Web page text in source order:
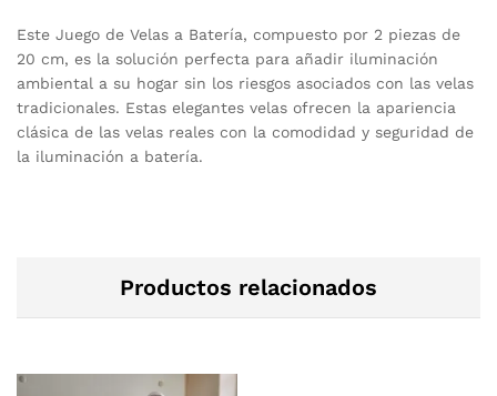
Este Juego de Velas a Batería, compuesto por 2 piezas de
20 cm, es la solución perfecta para añadir iluminación
ambiental a su hogar sin los riesgos asociados con las velas
tradicionales. Estas elegantes velas ofrecen la apariencia
clásica de las velas reales con la comodidad y seguridad de
la iluminación a batería.
Productos relacionados